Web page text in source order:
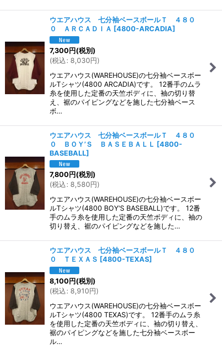
ウエアハウス 七分袖ベースボールＴ ４８０
０ ＡＲＣＡＤＩＡ [4800-ARCADIA]
7,300円(税別)
(税込: 8,030円)
ウエアハウス(WAREHOUSE)の七分袖ベースボー
ルTシャツ(4800 ARCADIA)です。 12番手のムラ
糸を使用した定番の天竺ボディに、袖の切り替
え、裾のパイピングなどを施した七分袖ベース
ボ…
ウエアハウス 七分袖ベースボールＴ ４８０
０ ＢＯＹ’Ｓ ＢＡＳＥＢＡＬＬ [4800-
BASEBALL]
7,800円(税別)
(税込: 8,580円)
ウエアハウス(WAREHOUSE)の七分袖ベースボー
ルTシャツ(4800 BOY'S BASEBALL)です。 12番
手のムラ糸を使用した定番の天竺ボディに、袖の
切り替え、裾のパイピングなどを施した…
ウエアハウス 七分袖ベースボールＴ ４８０
０ ＴＥＸＡＳ [4800-TEXAS]
8,100円(税別)
(税込: 8,910円)
ウエアハウス(WAREHOUSE)の七分袖ベースボー
ルTシャツ(4800 TEXAS)です。 12番手のムラ糸
を使用した定番の天竺ボディに、袖の切り替え、
裾のパイピングなどを施した七分袖ベースボー
ル…